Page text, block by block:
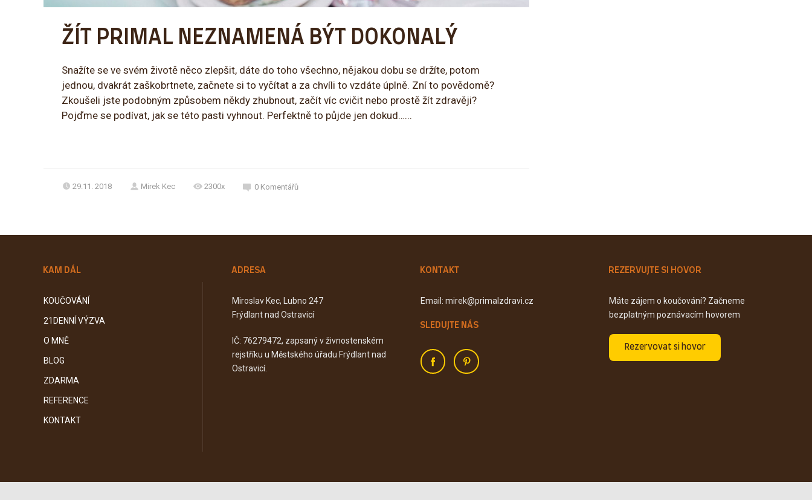
ŽÍT PRIMAL NEZNAMENÁ BÝT DOKONALÝ
Snažíte se ve svém životě něco zlepšit, dáte do toho všechno, nějakou dobu se držíte, potom
jednou, dvakrát zaškobrtnete, začnete si to vyčítat a za chvíli to vzdáte úplně. Zní to povědomě?
Zkoušeli jste podobným způsobem někdy zhubnout, začít víc cvičit nebo prostě žít zdravěji?
Pojďme se podívat, jak se této pasti vyhnout. Perfektně to půjde jen dokud…...
29.11. 2018 Mirek Kec 2300x 0 Komentářů
KAM DÁL
KOUČOVÁNÍ
21DENNÍ VÝZVA
O MNĚ
BLOG
ZDARMA
REFERENCE
KONTAKT
ADRESA
Miroslav Kec, Lubno 247
Frýdlant nad Ostravicí
IČ: 76279472, zapsaný v živnostenském
rejstříku u Městského úřadu Frýdlant nad
Ostravicí.
KONTAKT
Email: mirek@primalzdravi.cz
SLEDUJTE NÁS
REZERVUJTE SI HOVOR
Máte zájem o koučování? Začneme
bezplatným poznávacím hovorem
Rezervovat si hovor